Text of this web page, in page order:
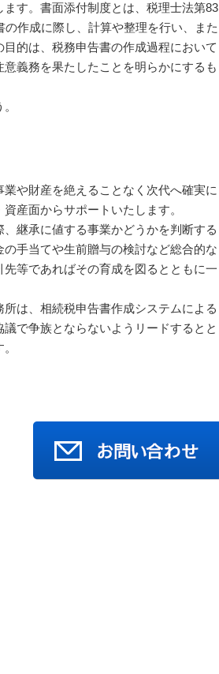
す。書面添付制度とは、税理士法第83
作成に際し、計算や整理を行い、また
的は、税務申告書の作成過程において
義務を果たしたことを明らかにするも
や財産を絶えることなく次代へ確実に
産面からサポートいたします。
継承に値する事業かどうかを判断する
手当てや生前贈与の検討など総合的な
等であればその育成を図るとともに一
は、相続税申告書作成システムによる
で争族とならないようリードするとと